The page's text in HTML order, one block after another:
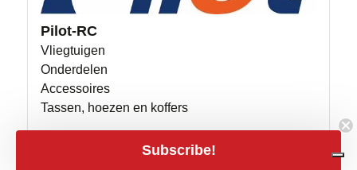
Pilot-RC
Vliegtuigen
Onderdelen
Accessoires
Tassen, hoezen en koffers
Subscribe!